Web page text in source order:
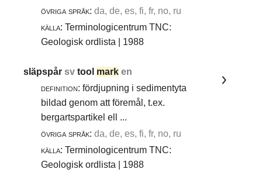
övriga språk: da, de, es, fi, fr, no, ru
källa: Terminologicentrum TNC:
Geologisk ordlista | 1988
släpspårsvtool mark en
definition: fördjupning i sedimentyta
bildad genom att föremål, t.ex.
bergartspartikel ell ...
övriga språk: da, de, es, fi, fr, no, ru
källa: Terminologicentrum TNC:
Geologisk ordlista | 1988